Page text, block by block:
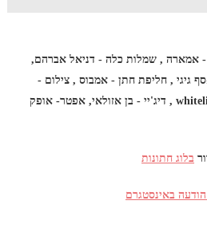
- אמארה , שמלות כלה - דניאל אברהם,
גיגי , חליפת חתן - אמבוס , צילום -
אבשלום זוהר, צילום סושיאל- whitelife , דיג'יי - בן אזולאי, אפטר- אופק
בלוג חתונות
באינסטגרם